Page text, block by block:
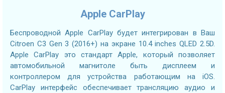
Apple CarPlay
Беспроводной Apple CarPlay будет интегрирован в Ваш
Citroen C3 Gen 3 (2016+) на экране 10.4 inches QLED 2.5D.
Apple CarPlay это стандарт Apple, который позволяет
автомобильной магнитоле быть дисплеем и
контроллером для устройства работающим на iOS.
CarPlay интерфейс обеспечивает трансляцию аудио и